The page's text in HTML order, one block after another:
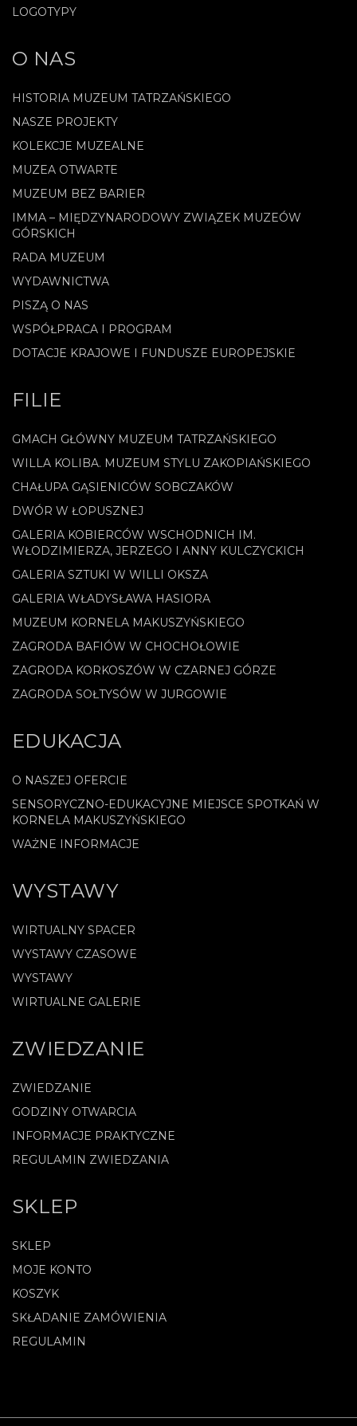
LOGOTYPY
O NAS
HISTORIA MUZEUM TATRZAŃSKIEGO
NASZE PROJEKTY
KOLEKCJE MUZEALNE
MUZEA OTWARTE
MUZEUM BEZ BARIER
IMMA – MIĘDZYNARODOWY ZWIĄZEK MUZEÓW
GÓRSKICH
RADA MUZEUM
WYDAWNICTWA
PISZĄ O NAS
WSPÓŁPRACA I PROGRAM
DOTACJE KRAJOWE I FUNDUSZE EUROPEJSKIE
FILIE
GMACH GŁÓWNY MUZEUM TATRZAŃSKIEGO
WILLA KOLIBA. MUZEUM STYLU ZAKOPIAŃSKIEGO
CHAŁUPA GĄSIENICÓW SOBCZAKÓW
DWÓR W ŁOPUSZNEJ
GALERIA KOBIERCÓW WSCHODNICH IM.
WŁODZIMIERZA, JERZEGO I ANNY KULCZYCKICH
GALERIA SZTUKI W WILLI OKSZA
GALERIA WŁADYSŁAWA HASIORA
MUZEUM KORNELA MAKUSZYŃSKIEGO
ZAGRODA BAFIÓW W CHOCHOŁOWIE
ZAGRODA KORKOSZÓW W CZARNEJ GÓRZE
ZAGRODA SOŁTYSÓW W JURGOWIE
EDUKACJA
O NASZEJ OFERCIE
SENSORYCZNO-EDUKACYJNE MIEJSCE SPOTKAŃ W
KORNELA MAKUSZYŃSKIEGO
WAŻNE INFORMACJE
WYSTAWY
WIRTUALNY SPACER
WYSTAWY CZASOWE
WYSTAWY
WIRTUALNE GALERIE
ZWIEDZANIE
ZWIEDZANIE
GODZINY OTWARCIA
INFORMACJE PRAKTYCZNE
REGULAMIN ZWIEDZANIA
SKLEP
SKLEP
MOJE KONTO
KOSZYK
SKŁADANIE ZAMÓWIENIA
REGULAMIN